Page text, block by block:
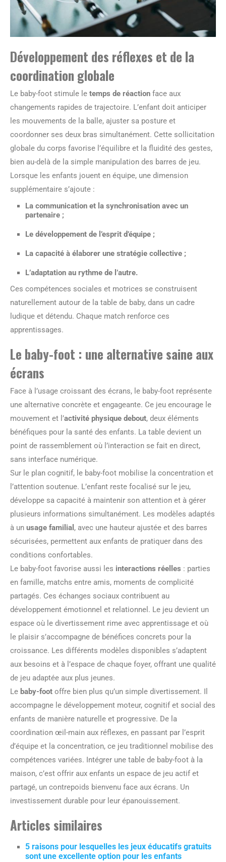
Développement des réflexes et de la
coordination globale
Le baby-foot stimule le temps de réaction face aux
changements rapides de trajectoire. L’enfant doit anticiper
les mouvements de la balle, ajuster sa posture et
coordonner ses deux bras simultanément. Cette sollicitation
globale du corps favorise l’équilibre et la fluidité des gestes,
bien au-delà de la simple manipulation des barres de jeu.
Lorsque les enfants jouent en équipe, une dimension
supplémentaire s’ajoute :
La communication et la synchronisation avec un
partenaire ;
Le développement de l’esprit d’équipe ;
La capacité à élaborer une stratégie collective ;
L’adaptation au rythme de l’autre.
Ces compétences sociales et motrices se construisent
naturellement autour de la table de baby, dans un cadre
ludique et détendu. Chaque match renforce ces
apprentissages.
Le baby-foot : une alternative saine aux
écrans
Face à l’usage croissant des écrans, le baby-foot représente
une alternative concrète et engageante. Ce jeu encourage le
mouvement et l’activité physique debout, deux éléments
bénéfiques pour la santé des enfants. La table devient un
point de rassemblement où l’interaction se fait en direct,
sans interface numérique.
Sur le plan cognitif, le baby-foot mobilise la concentration et
l’attention soutenue. L’enfant reste focalisé sur le jeu,
développe sa capacité à maintenir son attention et à gérer
plusieurs informations simultanément. Les modèles adaptés
à un usage familial , avec une hauteur ajustée et des barres
sécurisées, permettent aux enfants de pratiquer dans des
conditions confortables.
Le baby-foot favorise aussi les interactions réelles : parties
en famille, matchs entre amis, moments de complicité
partagés. Ces échanges sociaux contribuent au
développement émotionnel et relationnel. Le jeu devient un
espace où le divertissement rime avec apprentissage et où
le plaisir s’accompagne de bénéfices concrets pour la
croissance. Les différents modèles disponibles s’adaptent
aux besoins et à l’espace de chaque foyer, offrant une qualité
de jeu adaptée aux plus jeunes.
Le baby-foot offre bien plus qu’un simple divertissement. Il
accompagne le développement moteur, cognitif et social des
enfants de manière naturelle et progressive. De la
coordination œil-main aux réflexes, en passant par l’esprit
d’équipe et la concentration, ce jeu traditionnel mobilise des
compétences variées. Intégrer une table de baby-foot à la
maison, c’est offrir aux enfants un espace de jeu actif et
partagé, un contrepoids bienvenu face aux écrans. Un
investissement durable pour leur épanouissement.
Articles similaires
5 raisons pour lesquelles les jeux éducatifs gratuits
sont une excellente option pour les enfants